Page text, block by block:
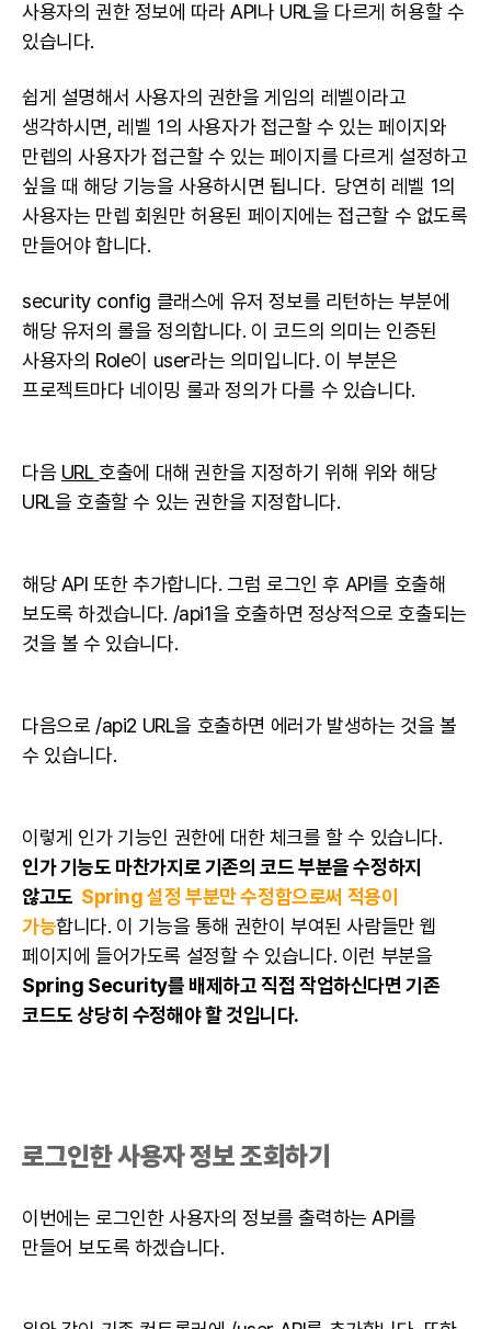
사용자의 권한 정보에 따라API나 URL을 다르게 허용할 수
있습니다.
쉽게 설명해서 사용자의 권한을 게임의 레벨이라고
생각하시면, 레벨 1의 사용자가 접근할 수 있는 페이지와
만렙의 사용자가 접근할 수 있는 페이지를 다르게 설정하고
싶을 때 해당 기능을 사용하시면 됩니다. 당연히 레벨 1의
사용자는 만렙 회원만 허용된 페이지에는 접근할 수 없도록
만들어야 합니다.
security config 클래스에 유저 정보를 리턴하는 부분에
해당 유저의 롤을 정의합니다. 이 코드의 의미는 인증된
사용자의 Role이 user라는 의미입니다. 이 부분은
프로젝트마다 네이밍 룰과 정의가 다를 수 있습니다.
다음 URL 호출에 대해 권한을 지정하기 위해 위와 해당
URL을 호출할 수 있는 권한을 지정합니다.
해당API또한 추가합니다. 그럼 로그인 후 API를 호출해
보도록 하겠습니다. /api1을 호출하면 정상적으로 호출되는
것을 볼 수 있습니다.
다음으로 /api2 URL을 호출하면 에러가 발생하는 것을 볼
수 있습니다.
이렇게 인가 기능인 권한에 대한 체크를 할 수 있습니다.
인가 기능도 마찬가지로 기존의 코드 부분을 수정하지
않고도 Spring 설정 부분만 수정함으로써 적용이
가능합니다. 이 기능을 통해 권한이 부여된 사람들만 웹
페이지에 들어가도록 설정할 수 있습니다. 이런 부분을
Spring Security를 배제하고 직접 작업하신다면 기존
코드도 상당히 수정해야 할 것입니다.
로그인한 사용자 정보 조회하기
이번에는 로그인한 사용자의 정보를 출력하는API를
만들어 보도록 하겠습니다.